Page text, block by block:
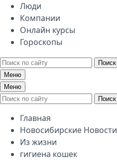
Люди
Компании
Онлайн курсы
Гороскопы
Поиск
Меню
Меню
Поиск
Главная
Новосибирские Новости
Из жизни
гигиена кошек